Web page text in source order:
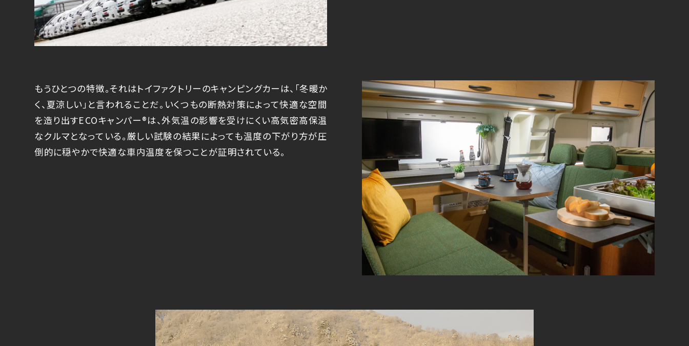
もうひとつの特徴。それはトイファクトリーのキャンピングカーは、「冬暖か
く、夏涼しい」と言われることだ。いくつもの断熱対策によって快適な空間
を造り出すECOキャンパー®️は、外気温の影響を受けにくい高気密高保温
なクルマとなっている。厳しい試験の結果によっても温度の下がり方が圧
倒的に穏やかで快適な車内温度を保つことが証明されている。